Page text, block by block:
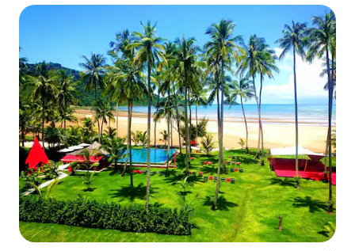
tahun